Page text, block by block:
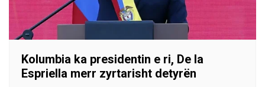
Kolumbia ka presidentin e ri, De la
Espriella merr zyrtarisht detyrën